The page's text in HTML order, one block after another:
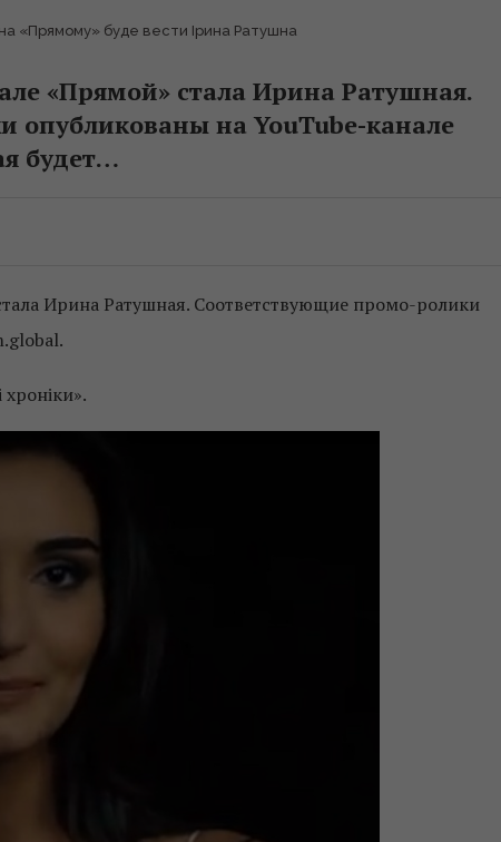
на «Прямому» буде вести Ірина Ратушна
«Прямой» стала Ирина Ратушная.
опубликованы на YouTube-канале
будет…
Ирина Ратушная. Соответствующие промо-ролики